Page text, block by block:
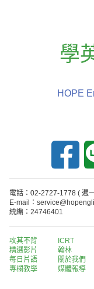
學
HOPE
電話：02-2727-1778 ( 週
E-mail：
統編：24746401
攻其不背
精選影片
每日片語
專欄教學
ICRT
翰林
關於我們
媒體報導